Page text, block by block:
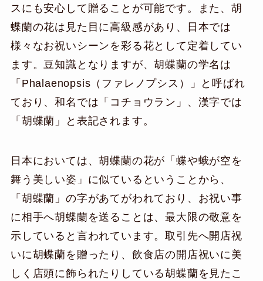
スにも安心して贈ることが可能です。また、胡
蝶蘭の花は見た目に高級感があり、日本では
様々なお祝いシーンを彩る花として定着してい
ます。豆知識となりますが、胡蝶蘭の学名は
「Phalaenopsis（ファレノプシス）」と呼ばれ
ており、和名では「コチョウラン」、漢字では
「胡蝶蘭」と表記されます。
日本においては、胡蝶蘭の花が「蝶や蛾が空を
舞う美しい姿」に似ているということから、
「胡蝶蘭」の字があてがわれており、お祝い事
に相手へ胡蝶蘭を送ることは、最大限の敬意を
示していると言われています。取引先へ開店祝
いに胡蝶蘭を贈ったり、飲食店の開店祝いに美
しく店頭に飾られたりしている胡蝶蘭を見たこ